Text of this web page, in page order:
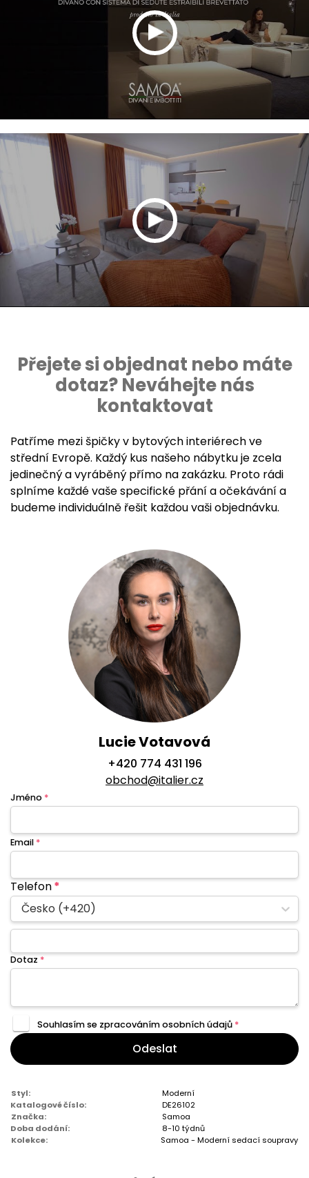
Přejete si objednat nebo máte
dotaz? Neváhejte nás
kontaktovat
Patříme mezi špičky v bytových interiérech ve
střední Evropě. Každý kus našeho nábytku je zcela
jedinečný a vyráběný přímo na zakázku. Proto rádi
splníme každé vaše specifické přání a očekávání a
budeme individuálně řešit každou vaši objednávku.
Lucie Votavová
+420 774 431 196
obchod@italier.cz
Jméno *
Email *
Telefon*
Česko (+420)
Dotaz *
Souhlasím se zpracovánímosobních údajů *
Odeslat
Styl:
Moderní
Katalogové číslo:
DE26102
Značka:
Samoa
Doba dodání:
8-10 týdnů
Kolekce:
Samoa - Moderní sedací soupravy